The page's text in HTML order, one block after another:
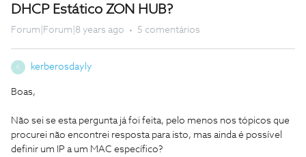
DHCP Estático ZON HUB?
Forum|Forum|8 years ago 5 comentários
K kerberosdayly
Boas,
Não sei se esta pergunta já foi feita, pelo menos nos tópicos que
procurei não encontrei resposta para isto, mas ainda é possível
definir um IP a um MAC específico?